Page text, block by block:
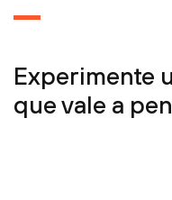
Experimente
que vale a